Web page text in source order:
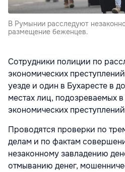
В Румынии расследуют
размещение беженцев.
Сотрудники полиции по
экономических
уезде и один в Бухаресте в
местах лиц, подозреваемых
экономических
Проводятся проверки по
делам и по фактам
незаконному завладению
отмыванию денег,